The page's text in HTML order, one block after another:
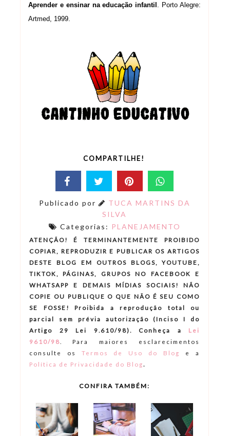
Aprender e ensinar na educação infantil . Porto Alegre:
Artmed, 1999.
COMPARTILHE!
Publicado por
TUCA MARTINS DA
SILVA
Categorias: PLANEJAMENTO
ATENÇÃO! É TERMINANTEMENTE PROIBIDO
COPIAR, REPRODUZIR E PUBLICAR OS ARTIGOS
DESTE BLOG EM OUTROS BLOGS, YOUTUBE,
TIKTOK, PÁGINAS, GRUPOS NO FACEBOOK E
WHATSAPP E DEMAIS MÍDIAS SOCIAIS! NÃO
COPIE OU PUBLIQUE O QUE NÃO É SEU COMO
SE FOSSE! Proibida a reprodução total ou
parcial sem prévia autorização (Inciso I do
Artigo 29 Lei 9.610/98). Conheça a
Lei
9610/98
Para maiores esclarecimentos
consulte os Termos de Uso do Blog
e a
Política de Privacidade do Blog.
CONFIRA TAMBÉM: